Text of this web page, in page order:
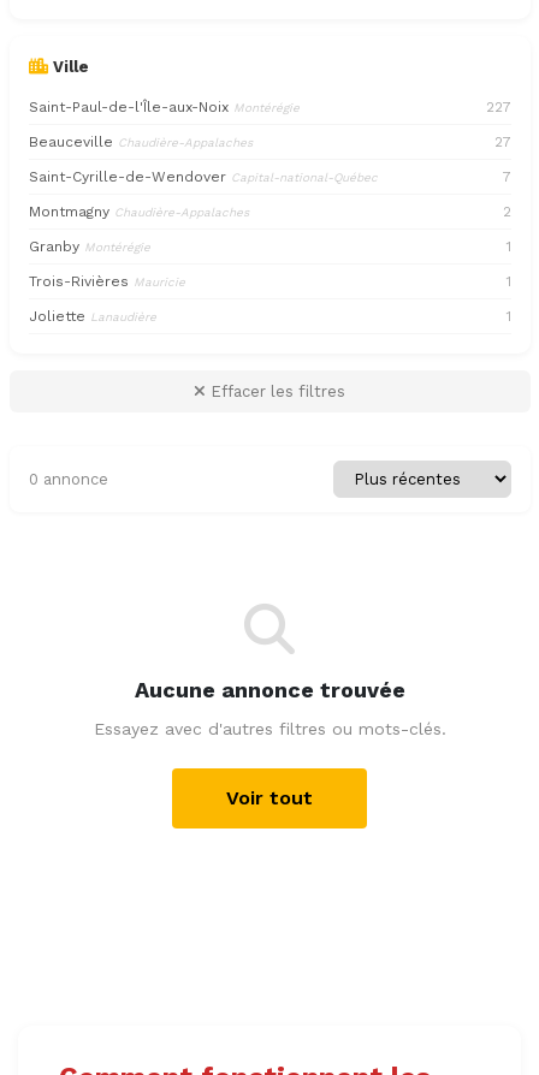
Ville
Saint-Paul-de-l'Île-aux-Noix Montérégie 227
Beauceville Chaudière-Appalaches 27
Saint-Cyrille-de-Wendover Capital-national-Québec 7
Montmagny Chaudière-Appalaches 2
Granby Montérégie 1
Trois-Rivières Mauricie 1
Joliette Lanaudière 1
Effacer les filtres
0 annonce
Aucune annonce trouvée
Essayez avec d'autres filtres ou mots-clés.
Voir tout